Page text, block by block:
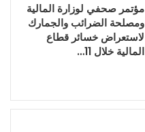
مؤتمر صحفي لوزارة المالية
ومصلحة الضرائب والجمارك
لاستعراض خسائر قطاع
المالية خلال 11…